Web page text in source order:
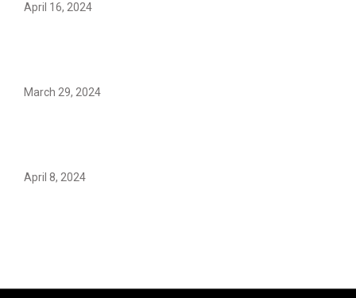
April 16, 2024
March 29, 2024
April 8, 2024